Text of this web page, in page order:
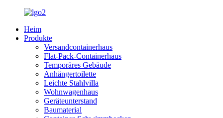
Heim
Produkte
Versandcontainerhaus
Flat-Pack-Containerhaus
Temporäres Gebäude
Anhängertoilette
Leichte Stahlvilla
Wohnwagenhaus
Geräteunterstand
Baumaterial